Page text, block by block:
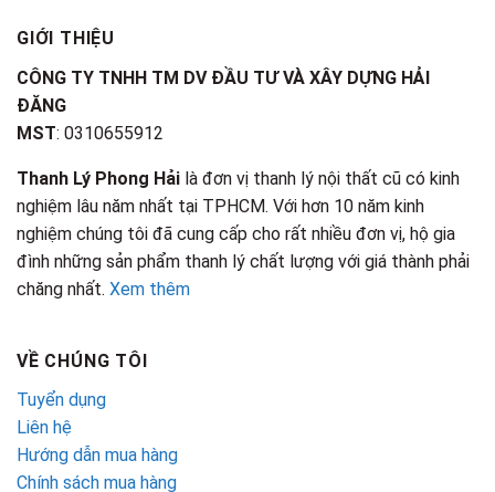
GIỚI THIỆU
CÔNG TY TNHH TM DV ĐẦU TƯ VÀ XÂY DỰNG HẢI
ĐĂNG
MST: 0310655912
Thanh Lý Phong Hải là đơn vị thanh lý nội thất cũ có kinh
nghiệm lâu năm nhất tại TPHCM. Với hơn 10 năm kinh
nghiệm chúng tôi đã cung cấp cho rất nhiều đơn vị, hộ gia
đình những sản phẩm thanh lý chất lượng với giá thành phải
chăng nhất. Xem thêm
VỀ CHÚNG TÔI
Tuyển dụng
Liên hệ
Hướng dẫn mua hàng
Chính sách mua hàng